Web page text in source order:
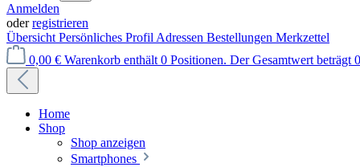
Anmelden
oderregistrieren
Übersicht Persönliches Profil Adressen Bestellungen Merkzettel
0,00 € Warenkorb enthält 0 Positionen. Der Gesamtwert beträgt
Home
Shop
Shop anzeigen
Smartphones